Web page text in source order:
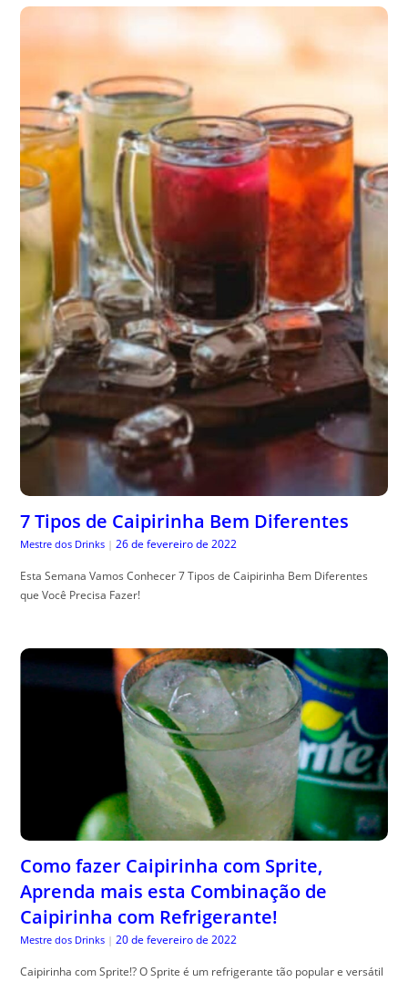
7 Tipos de Caipirinha Bem Diferentes
Mestre dos Drinks | 26 de fevereiro de 2022
Esta Semana Vamos Conhecer 7 Tipos de Caipirinha Bem Diferentes
que Você Precisa Fazer!
Como fazer Caipirinha com Sprite,
Aprenda mais esta Combinação de
Caipirinha com Refrigerante!
Mestre dos Drinks | 20 de fevereiro de 2022
Caipirinha com Sprite!? O Sprite é um refrigerante tão popular e versátil